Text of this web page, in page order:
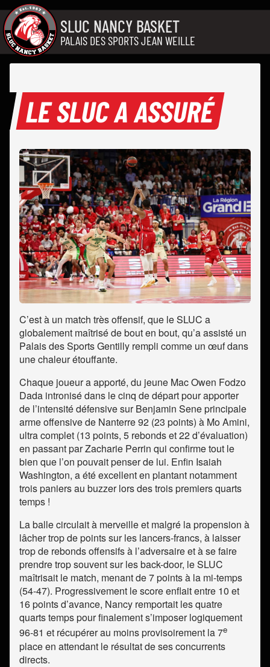
Aller au contenu
SLUC NANCY BASKET
PALAIS DES SPORTS JEAN WEILLE
LE SLUC A ASSURÉ
C’est à un match très offensif, que le SLUC a
globalement maîtrisé de bout en bout, qu’a assisté un
Palais des Sports Gentilly rempli comme un œuf dans
une chaleur étouffante.
Chaque joueur a apporté, du jeune Mac Owen Fodzo
Dada intronisé dans le cinq de départ pour apporter
de l’intensité défensive sur Benjamin Sene principale
arme offensive de Nanterre 92 (23 points) à Mo Amini,
ultra complet (13 points, 5 rebonds et 22 d’évaluation)
en passant par Zacharie Perrin qui confirme tout le
bien que l’on pouvait penser de lui. Enfin Isaiah
Washington, a été excellent en plantant notamment
trois paniers au buzzer lors des trois premiers quarts
temps !
La balle circulait à merveille et malgré la propension à
lâcher trop de points sur les lancers-francs, à laisser
trop de rebonds offensifs à l’adversaire et à se faire
prendre trop souvent sur les back-door, le SLUC
maîtrisait le match, menant de 7 points à la mi-temps
(54-47). Progressivement le score enflait entre 10 et
16 points d’avance, Nancy remportait les quatre
quarts temps pour finalement s’imposer logiquement
96-81 et récupérer au moins provisoirement la 7e
place en attendant le résultat de ses concurrents
directs.